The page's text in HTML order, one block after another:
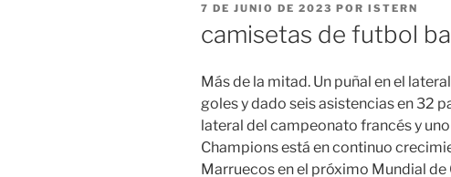
PUBLICADO
7 DE JUNIO DE 2023 POR ISTERN
camisetas de futbol
Más de la mitad. Un puñal en el
goles y dado seis asistencias en 32
lateral del campeonato francés y
Champions está en continuo
Marruecos en el próximo Mundial